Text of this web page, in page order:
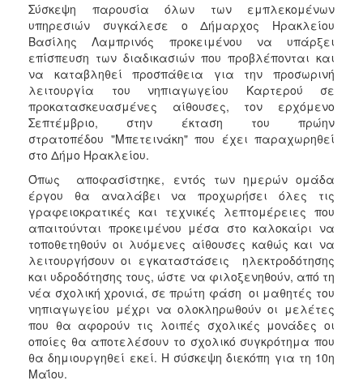
ΠΟΛΙΤΙΣΜΟΣ
ΑΝΘΕΚΤΙΚΗ
ΠΟΛΗ
Σύσκεψη παρουσία όλων των εμπλεκομένων
υπηρεσιών συγκάλεσε ο Δήμαρχος Ηρακλείου
Βασίλης Λαμπρινός προκειμένου να υπάρξει
επίσπευση των διαδικασιών που προβλέπονται και
να καταβληθεί προσπάθεια για την προσωρινή
λειτουργία του νηπιαγωγείου Καρτερού σε
προκατασκευασμένες αίθουσες, τον ερχόμενο
Σεπτέμβριο, στην έκταση του πρώην
στρατοπέδου "Μπετεινάκη" που έχει παραχωρηθεί
στο Δήμο Ηρακλείου.
Όπως αποφασίστηκε, εντός των ημερών ομάδα
έργου θα αναλάβει να προχωρήσει όλες τις
γραφειοκρατικές και τεχνικές λεπτομέρειες που
απαιτούνται προκειμένου μέσα στο καλοκαίρι να
τοποθετηθούν οι λυόμενες αίθουσες καθώς και να
λειτουργήσουν οι εγκαταστάσεις ηλεκτροδότησης
και υδροδότησης τους, ώστε να φιλοξενηθούν, από τη
νέα σχολική χρονιά, σε πρώτη φάση οι μαθητές του
νηπιαγωγείου μέχρι να ολοκληρωθούν οι μελέτες
που θα αφορούν τις λοιπές σχολικές μονάδες οι
οποίες θα αποτελέσουν το σχολικό συγκρότημα που
θα δημιουργηθεί εκεί. Η σύσκεψη διεκόπη για τη 10η
Μαΐου.